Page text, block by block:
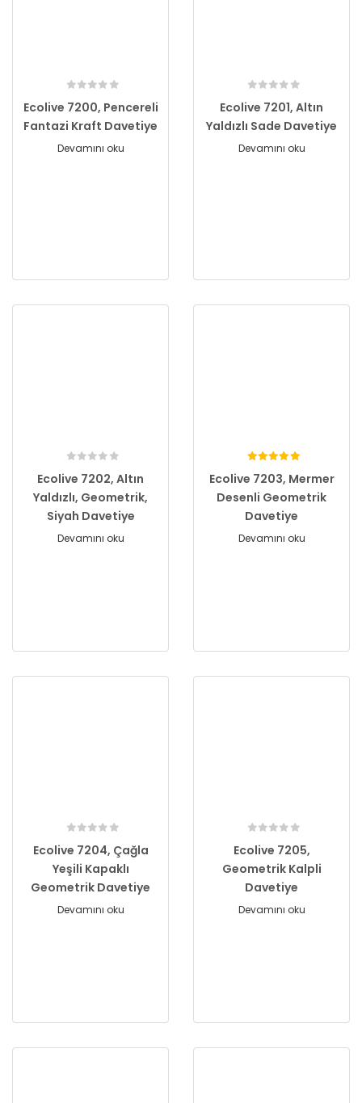
Ecolive 7200, Pencereli
Fantazi Kraft Davetiye
Devamını oku
Ecolive 7201, Altın
Yaldızlı Sade Davetiye
Devamını oku
Ecolive 7202, Altın
Yaldızlı, Geometrik,
Siyah Davetiye
Devamını oku
Ecolive 7203, Mermer
Desenli Geometrik
Davetiye
Devamını oku
Ecolive 7204, Çağla
Yeşili Kapaklı
Geometrik Davetiye
Devamını oku
Ecolive 7205,
Geometrik Kalpli
Davetiye
Devamını oku